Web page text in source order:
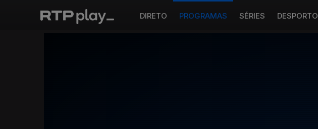
DIRETO PROGRAMAS SÉRIES DESPORTO